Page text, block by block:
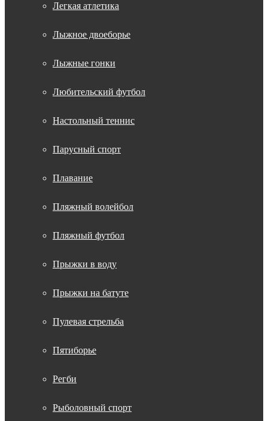
Легкая атлетика
Лыжное двоеборье
Лыжные гонки
Любительский футбол
Настольный теннис
Парусный спорт
Плавание
Пляжный волейбол
Пляжный футбол
Прыжки в воду
Прыжки на батуте
Пулевая стрельба
Пятиборье
Регби
Рыболовный спорт